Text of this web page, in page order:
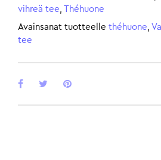
vihreä tee,
Théhuone
Avainsanat tuotteelle théhuone,
tee